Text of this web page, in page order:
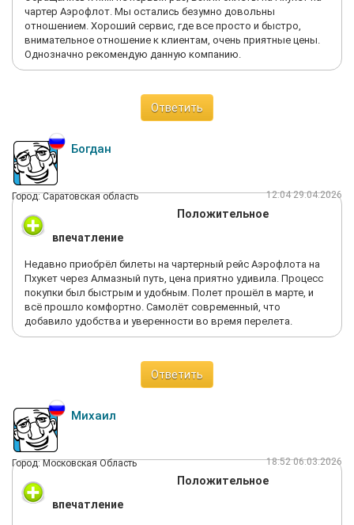
чартер Аэрофлот. Мы остались безумно довольны
отношением. Хороший сервис, где все просто и быстро,
внимательное отношение к клиентам, очень приятные цены.
Однозначно рекомендую данную компанию.
Ответить
Богдан
Город: Саратовская область 12:04 29.04.2026
Положительное
впечатление
Недавно приобрёл билеты на чартерный рейс Аэрофлота на
Пхукет через Алмазный путь, цена приятно удивила. Процесс
покупки был быстрым и удобным. Полет прошёл в марте, и
всё прошло комфортно. Самолёт современный, что
добавило удобства и уверенности во время перелета.
Ответить
Михаил
Город: Московская Область 18:52 06.03.2026
Положительное
впечатление